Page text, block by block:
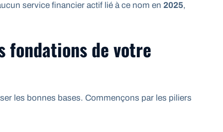
service financier actif lié à ce nom en 2025,
fondations de votre
les bonnes bases. Commençons par les piliers